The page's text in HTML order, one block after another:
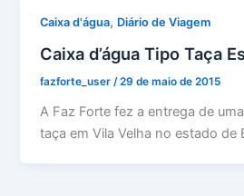
Caixa d'água, Diário de Viagem
Caixa d’água Tipo Taça
fazforte_user /29 de maio de 2015
A Faz Forte fez a entrega de
taça em Vila Velha no estado